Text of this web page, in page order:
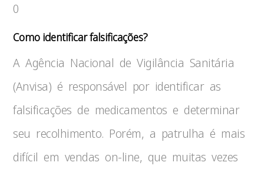
0
Como identificar falsificações?
A Agência Nacional de Vigilância Sanitária
(Anvisa) é responsável por identificar as
falsificações de medicamentos e determinar
seu recolhimento. Porém, a patrulha é mais
difícil em vendas on-line, que muitas vezes